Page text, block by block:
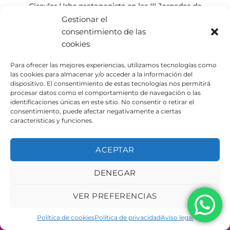
Gestionar el
consentimiento de las
cookies
Para ofrecer las mejores experiencias, utilizamos tecnologías como
las cookies para almacenar y/o acceder a la información del
dispositivo. El consentimiento de estas tecnologías nos permitirá
procesar datos como el comportamiento de navegación o las
identificaciones únicas en este sitio. No consentir o retirar el
consentimiento, puede afectar negativamente a ciertas
características y funciones.
ACEPTAR
DENEGAR
VER PREFERENCIAS
Política de cookiesPolítica de privacidadAviso legal
Circular Urbe protagonista en las III Jornadas de
Economía Circular de Riba Roja
Nuestra empresa Urbe Adapta ha participado
recientemente en las III Jornadas de Economía Circular
POLÍTICA DE COOKIES
Urbeadapta, S.L. - Polígon el Pla, 29B